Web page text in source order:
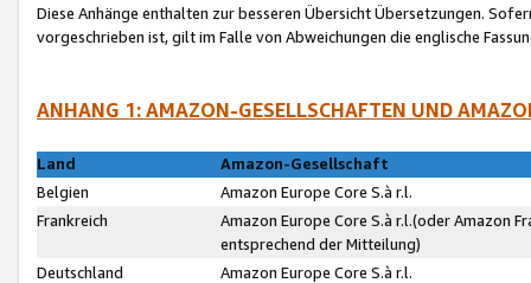
Diese Anhänge enthalten zur besseren Übersicht Übersetzungen.
vorgeschrieben ist, gilt im Falle von Abweichungen die englische
ANHANG 1: AMAZON-GESELLSCHAFTEN UND
Land
Amazon-Gesellschaft
Belgien
Amazon Europe Core S.à r.l.
Frankreich
Amazon Europe Core S.à r.l.(oder Amazon
entsprechend der Mitteilung)
Deutschland
Amazon Europe Core S.à r.l.